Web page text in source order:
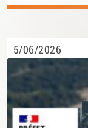
5/06/2026